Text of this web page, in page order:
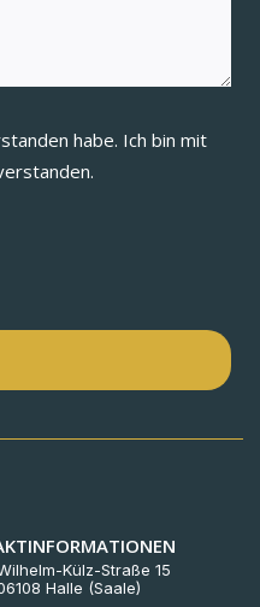
habe. Ich bin mit
Külz-Straße 15
Halle (Saale)